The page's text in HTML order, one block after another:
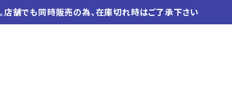
舗でも同時販売の為、在庫切れ時はご了承下さい